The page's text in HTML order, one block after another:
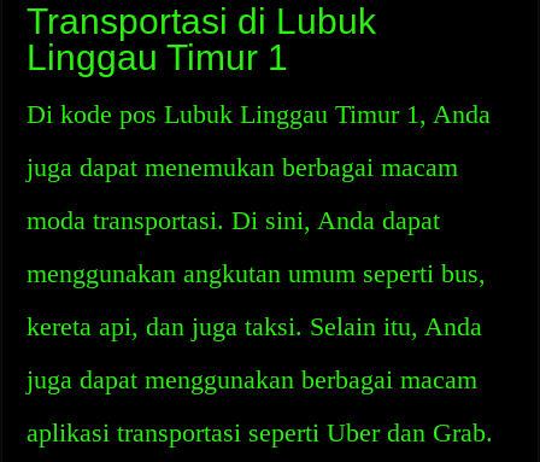
Transportasi di Lubuk
Linggau Timur 1
Di kode pos Lubuk Linggau Timur 1, Anda
juga dapat menemukan berbagai macam
moda transportasi. Di sini, Anda dapat
menggunakan angkutan umum seperti bus,
kereta api, dan juga taksi. Selain itu, Anda
juga dapat menggunakan berbagai macam
aplikasi transportasi seperti Uber dan Grab.